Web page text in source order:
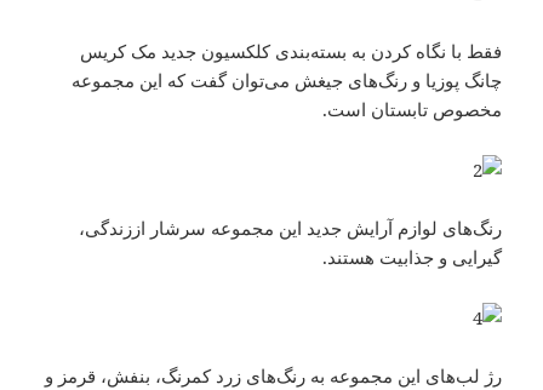
فقط با نگاه کردن به بسته‌بندی کلکسیون جدید مک کریس
چانگ پوزیا و رنگ‌های جیغش می‌توان گفت که این مجموعه
مخصوص تابستان است.
رنگ‌های لوازم آرایش جدید این مجموعه سرشار اززندگی،
گیرایی و جذابیت هستند.
رژ لب‌های این مجموعه به رنگ‌های زرد کمرنگ، بنفش، قرمز و